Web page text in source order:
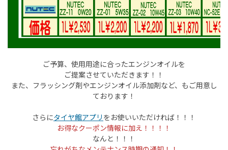
ご予算、使用用途に合ったエンジンオイルを
ご提案させていただきます！！
また、フラッシング剤やエンジンオイル添加剤など、もご用意し
ております！
さらにタイヤ館アプリ をお使いいただければ！！！
お得なクーポン情報に加え！！！！
なんと！！！